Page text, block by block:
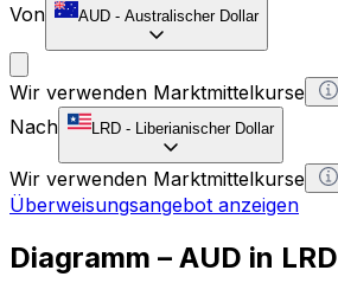
Von
AUD - Australischer Dollar
Wir verwenden Marktmittelkurse
Nach
LRD - Liberianischer Dollar
Wir verwenden Marktmittelkurse
Überweisungsangebot anzeigen
Diagramm – AUD in LRD